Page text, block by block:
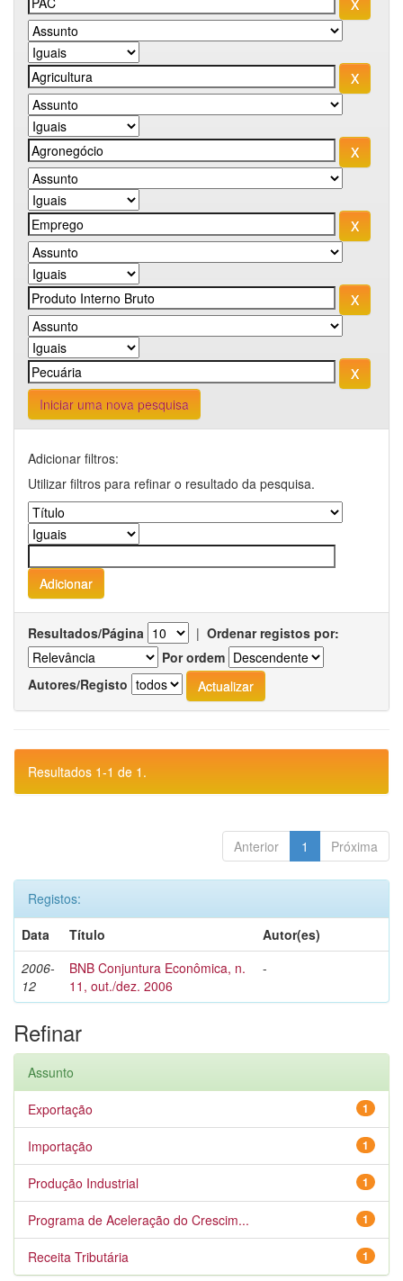
Iniciar uma nova pesquisa
Adicionar filtros:
Utilizar filtros para refinar o resultado da pesquisa.
Resultados/Página | Ordenar registos por:
Por ordem
Autores/Registo
Resultados 1-1 de 1.
Anterior 1 Próxima
Registos:
Data
Título
Autor(es)
2006-
12
BNB Conjuntura Econômica, n.
11, out./dez. 2006
-
Refinar
Assunto
1
Exportação
1
Importação
1
Produção Industrial
1
Programa de Aceleração do Crescim...
1
Receita Tributária